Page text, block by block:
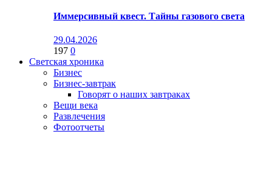
Иммерсивный квест. Тайны газового света
29.04.2026
197 0
Светская хроника
Бизнес
Бизнес-завтрак
Говорят о наших завтраках
Вещи века
Развлечения
Фотоотчеты